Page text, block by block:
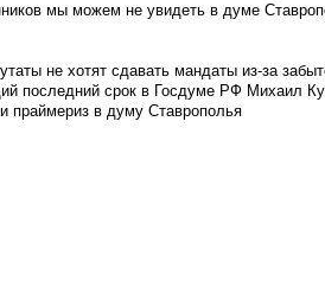
мы можем не увидеть в думе
не хотят сдавать мандаты из-за
последний срок в Госдуме РФ Михаил
праймериз в думу Ставрополья